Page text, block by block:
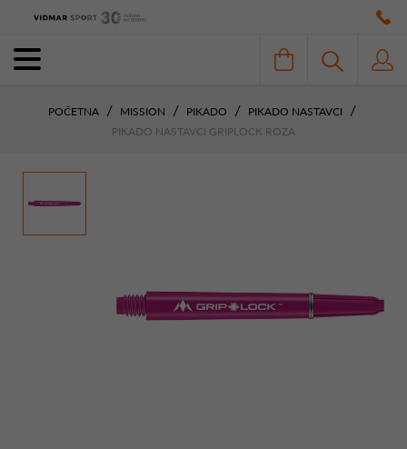
POČETNA MISSION PIKADO
PIKADO NASTAVCI
PIKADO NASTAVCI GRIPLOCK ROZA